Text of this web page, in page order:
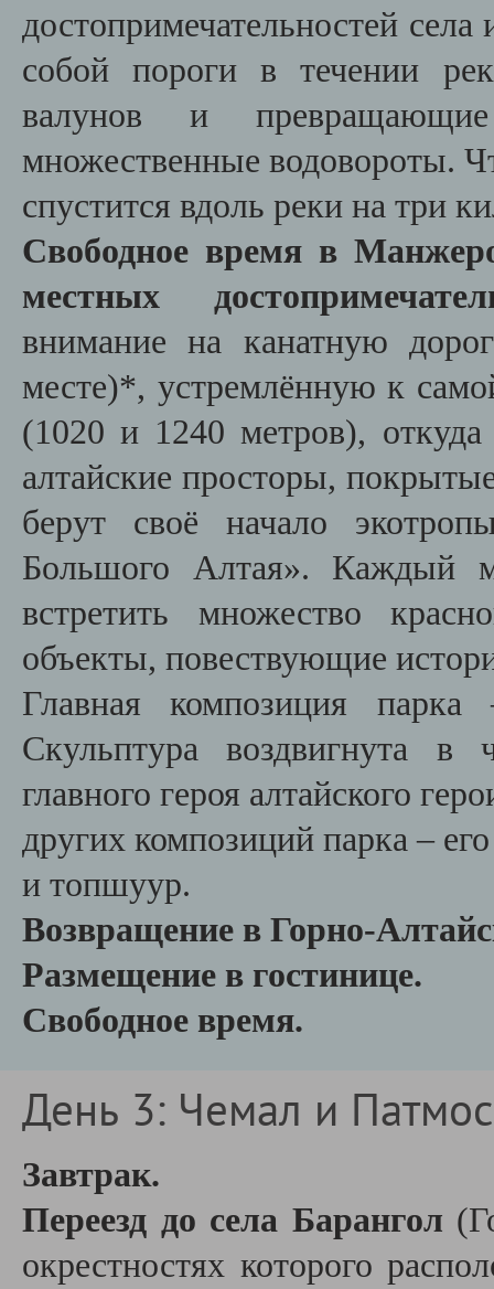
достопримечательностей
собой пороги в течении
валунов и
множественные водовороты.
спустится вдоль реки на три
Свободное время в
местных
внимание на канатную
месте)*, устремлённую к
(1020 и 1240 метров),
алтайские просторы,
берут своё начало
Большого Алтая». Каждый
встретить множество
объекты, повествующие
Главная композиция
Скульптура воздвигнута
главного героя алтайского
других композиций парка –
и топшуур.
Возвращение в Горно-
Размещение в гостинице.
Свободное время.
День 3: Чемал и
Завтрак.
Переезд до села Барангол
окрестностях которого